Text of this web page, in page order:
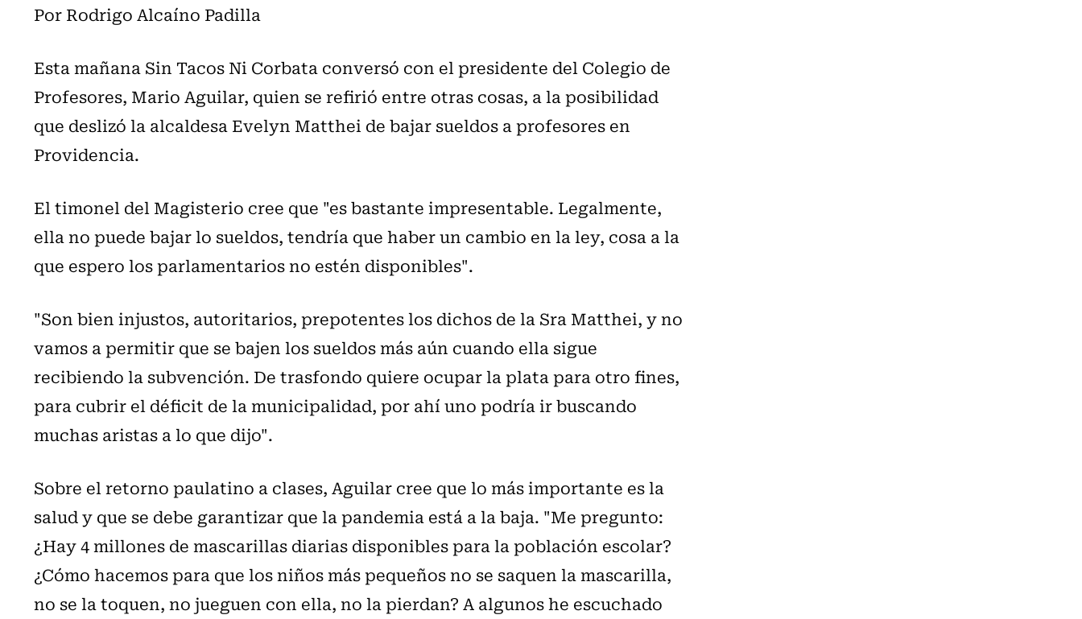
Por Rodrigo Alcaíno Padilla
Esta mañana Sin Tacos Ni Corbata conversó con el presidente del Colegio de
Profesores, Mario Aguilar, quien se refirió entre otras cosas, a la posibilidad
que deslizó la alcaldesa Evelyn Matthei de bajar sueldos a profesores en
Providencia.
El timonel del Magisterio cree que "es bastante impresentable. Legalmente,
ella no puede bajar lo sueldos, tendría que haber un cambio en la ley, cosa a la
que espero los parlamentarios no estén disponibles".
"Son bien injustos, autoritarios, prepotentes los dichos de la Sra Matthei, y no
vamos a permitir que se bajen los sueldos más aún cuando ella sigue
recibiendo la subvención. De trasfondo quiere ocupar la plata para otro fines,
para cubrir el déficit de la municipalidad, por ahí uno podría ir buscando
muchas aristas a lo que dijo".
Sobre el retorno paulatino a clases, Aguilar cree que lo más importante es la
salud y que se debe garantizar que la pandemia está a la baja. "Me pregunto:
¿Hay 4 millones de mascarillas diarias disponibles para la población escolar?
¿Cómo hacemos para que los niños más pequeños no se saquen la mascarilla,
no se la toquen, no jueguen con ella, no la pierdan? A algunos he escuchado